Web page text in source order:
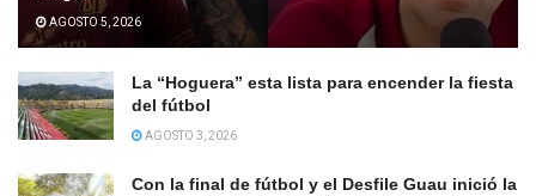
AGOSTO 5, 2026
La “Hoguera” esta lista para encender la fiesta
del fútbol
AGOSTO 3, 2026
Con la final de fútbol y el Desfile Guau inició la